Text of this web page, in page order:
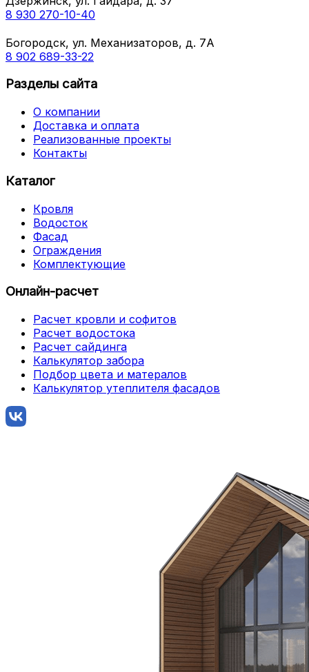
8 930 270-10-40
Богородск, ул. Механизаторов, д. 7А
8 902 689-33-22
Разделы сайта
О компании
Доставка и оплата
Реализованные проекты
Контакты
Каталог
Кровля
Водосток
Фасад
Ограждения
Комплектующие
Онлайн-расчет
Расчет кровли и софитов
Расчет водостока
Расчет сайдинга
Калькулятор забора
Подбор цвета и матералов
Калькулятор утеплителя фасадов